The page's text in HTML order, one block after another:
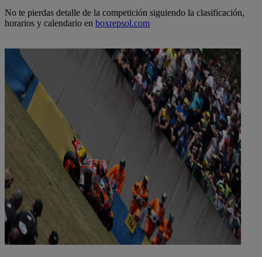
No te pierdas detalle de la competición siguiendo la clasificación,
horarios y calendario en boxrepsol.com